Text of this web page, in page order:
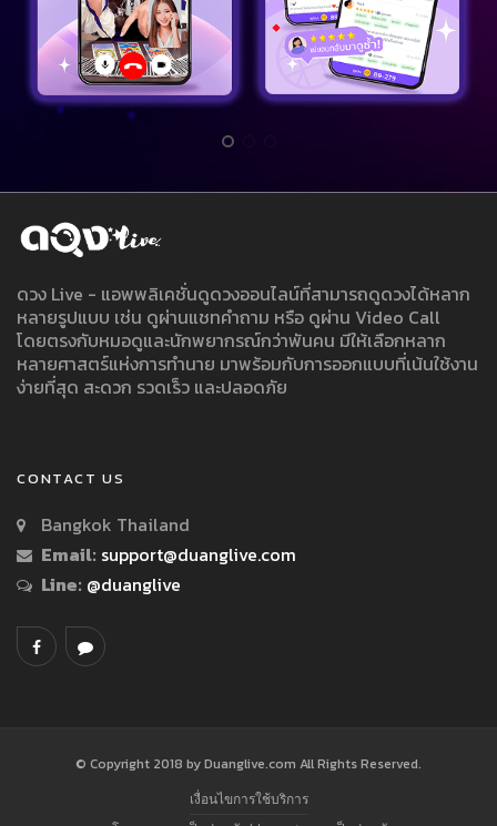
ดวง Live - แอพพลิเคชั่นดูดวงออนไลน์ที่สามารถดูดวงได้หลาก
หลายรูปแบบ เช่น ดูผ่านแชทคำถาม หรือ ดูผ่าน Video Call
โดยตรงกับหมอดูและนักพยากรณ์กว่าพันคน มีให้เลือกหลาก
หลายศาสตร์แห่งการทำนาย มาพร้อมกับการออกแบบที่เน้นใช้งาน
ง่ายที่สุด สะดวก รวดเร็ว และปลอดภัย
CONTACT US
Bangkok Thailand
Email: support@duanglive.com
Line: @duanglive
© Copyright 2018 by Duanglive.com All Rights Reserved.
เงื่อนไขการใช้บริการ